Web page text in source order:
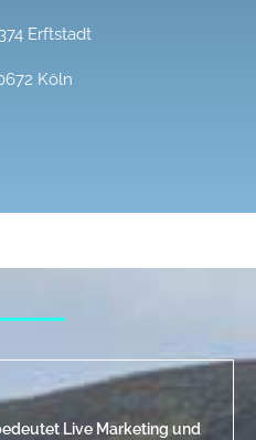
Erftstadt
Köln
Live Marketing und